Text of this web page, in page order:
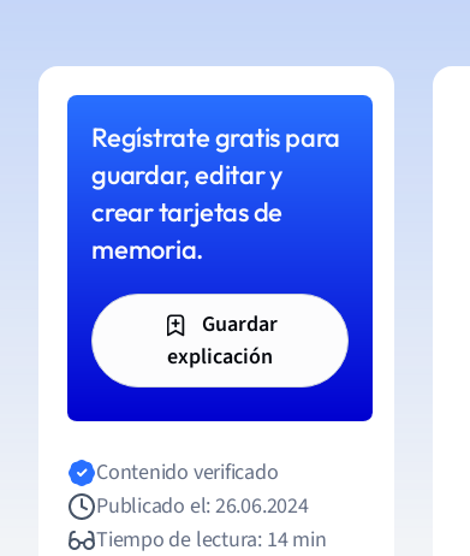
Regístrate gratis para
guardar, editar y
crear tarjetas de
memoria.
Guardar
explicación
Contenido verificado
Publicado el: 26.06.2024
Tiempo de lectura: 14 min